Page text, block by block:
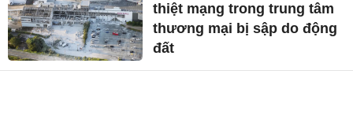
thiệt mạng trong trung tâm
thương mại bị sập do động
đất